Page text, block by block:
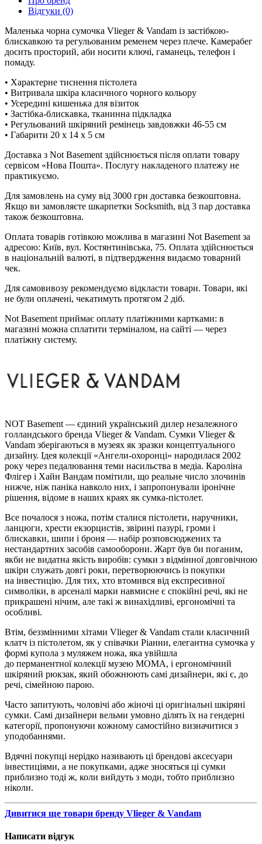
Відгуки (0)
Маленька чорна сумочка Vlieger & Vandam із застібкою-
блискавкою та регульованим ременем через плече. Камерабег
досить просторий, аби носити ключі, гаманець, телефон і
помаду.
• Характерне тиснення пістолета
• Витривала шкіра класичного чорного кольору
• Усередині кишенька для візиток
• Застібка-блискавка, тканинна підкладка
• Регульований шкіряний ремінець завдовжки 46-55 см
• Габарити 20 x 14 x 5 см
Доставка з Not Basement здійснюється після оплати товару
сервісом «Нова Пошта». Послугу накладеного платежу не
практикуємо.
Для замовлень на суму від 3000 грн доставка безкоштовна.
Якщо ви замовляєте шкарпетки Socksmith, від 3 пар доставка
також безкоштовна.
Оплата товарів готівкою можлива в магазині Not Basement за
адресою: Київ, вул. Костянтинівська, 75. Оплата здійснюється
в національній валюті, в підтвердження видаємо товарний
чек.
Для самовивозу рекомендуємо відкласти товари. Товари, які
не були оплачені, чекатимуть протягом 2 діб.
Not Basement приймає оплату платіжними картками: в
магазині можна сплатити терміналом, на сайті — через
платіжну систему.
NOT Basement — єдиний український дилер незалежного
голландського бренда Vlieger & Vandam. Сумки Vlieger &
Vandam зберігаються в музеях як зразки концептуального
дизайну. Ідея колекції «Ангели-охоронці» народилася 2002
року через педалювання теми насильства в медіа. Кароліна
Флігер і Хайн Вандам помітили, що реальне число злочинів
нижче, ніж паніка навколо них, і запропонували іронічне
рішення, відоме в наших краях як сумка-пістолет.
Все почалося з ножа, потім сталися пістолети, наручники,
ланцюги, хрести екзорцистів, звірині пазурі, громи і
блискавки, шипи і броня — набір розповсюджених та
нестандартних засобів самооборони. Жарт був би поганим,
якби не видатна якість виробів: сумки з відмінної довговічною
шкіри служать довгі роки, перетворюючись із покупки
на інвестицію. Для тих, хто втомився від експресивної
символіки, в арсеналі марки навмисне є спокійні речі, які не
прикрашені нічим, але такі ж винахідливі, ергономічні та
особливі.
Втім, беззмінними хітами Vlieger & Vandam стали класичний
клатч із пістолетом, як у співачки Ріанни, елегантна сумочка у
формі купола з муляжем ножа, яка увійшла
до перманентної колекції музею МОМА, і ергономічний
шкіряний рюкзак, який обожнюють самі дизайнери, які є, до
речі, сімейною парою.
Часто запитують, чоловічі або жіночі ці оригінальні шкіряні
сумки. Самі дизайнери вельми умовно ділять їх на гендерні
категорії, пропонуючи кожному самостійно визначитися з
уподобаннями.
Вдячні покупці нерідко називають ці брендові аксесуари
інвестиціями, а не покупками, адже зносяться ці сумки
приблизно тоді ж, коли вийдуть з моди, тобто приблизно
ніколи.
Дивитися ще товари бренду Vlieger & Vandam
Написати відгук